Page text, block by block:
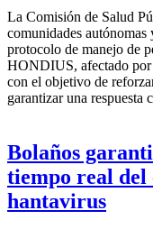
La Comisión de Salud
comunidades
protocolo de manejo de
HONDIUS, afectado
con el objetivo de
garantizar una respuesta
Bolaños
tiempo real del
hantavirus